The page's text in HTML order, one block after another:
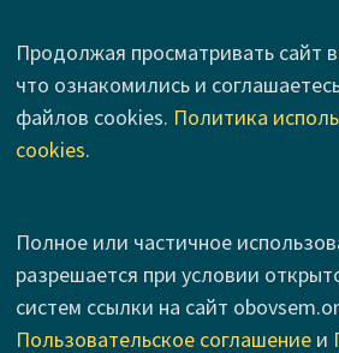
Продолжая просматривать сайт
что ознакомились и
файлов cookies. Политика
cookies.
Полное или частичное
разрешается при условии
систем ссылки на сайт
Пользовательское соглашениеи